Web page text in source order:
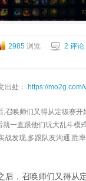
2985 浏览
2 评论
出处： https://
召唤师们又得从定级赛
一直跟他们玩大乱斗模
战发现,多跟队友沟通,胜
后，召唤师们又得从